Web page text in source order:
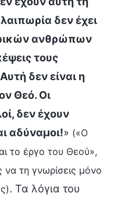
δεν έχει
ανθρώπων
τους
δεν είναι η
Θεό. Οι
δεν έχουν
αδύναμοι!» («Ο
το έργο του Θεού»,
τη γνωρίσεις μόνο
. Τα λόγια του